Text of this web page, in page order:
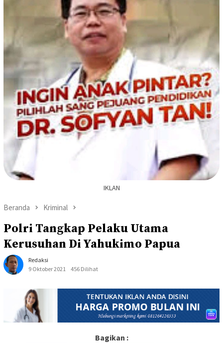
IKLAN
Beranda Kriminal
Polri Tangkap Pelaku Utama
Kerusuhan Di Yahukimo Papua
Redaksi
9 Oktober 2021
456 Dilihat
Bagikan :